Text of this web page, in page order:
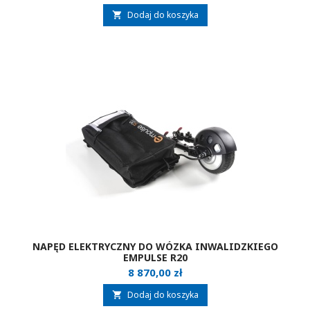
 Dodaj do koszyka
NAPĘD ELEKTRYCZNY DO WÓZKA INWALIDZKIEGO
EMPULSE R20
Cena
8 870,00 zł
 Dodaj do koszyka